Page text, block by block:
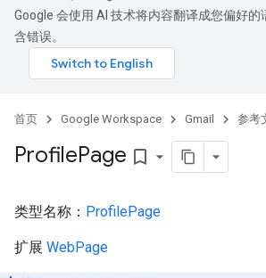
Google 会使用 AI 技术将内容翻译成您偏好的
含错误。
首页 Google Workspace Gmail 参考
ProfilePage bookmark_border
类型名称： ProfilePage
扩展 WebPage